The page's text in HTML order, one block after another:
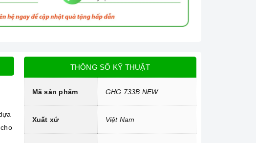
THÔNG SỐ KỸ THUẬT
Mã sản phẩm GHG 733B NEW
Xuất xứ Việt Nam